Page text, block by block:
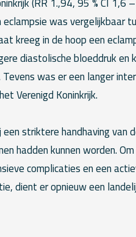
was vergelijkbaar
kreeg in de hoop een
diastolische bloeddruk
was er een langer
Verenigd Koninkrijk.
striktere handhaving van
hadden kunnen worden.
complicaties en een
dient er opnieuw een